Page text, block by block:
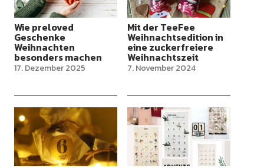
Wie preloved
Geschenke
Weihnachten
besonders machen
17. Dezember 2025
Mit der TeeFee
Weihnachtsedition in
eine zuckerfreiere
Weihnachtszeit
7. November 2024